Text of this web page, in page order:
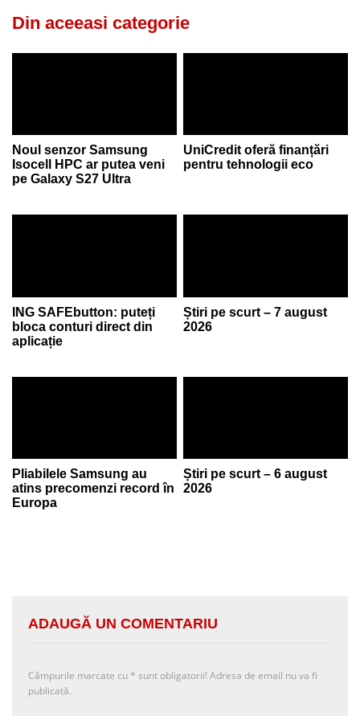
Din aceeasi categorie
Noul senzor Samsung
Isocell HPC ar putea veni
pe Galaxy S27 Ultra
UniCredit oferă finanțări
pentru tehnologii eco
ING SAFEbutton: puteți
bloca conturi direct din
aplicație
Știri pe scurt – 7 august
2026
Pliabilele Samsung au
atins precomenzi record în
Europa
Știri pe scurt – 6 august
2026
ADAUGĂ UN COMENTARIU
Câmpurile marcate cu * sunt obligatorii! Adresa de email nu va fi
publicată.